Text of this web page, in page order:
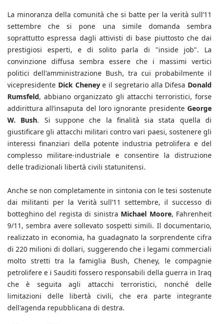
La minoranza della comunità che si batte per la verità sull’11
settembre che si pone una simile domanda sembra
soprattutto espressa dagli attivisti di base piuttosto che dai
prestigiosi esperti, e di solito parla di "inside job". La
convinzione diffusa sembra essere che i massimi vertici
politici dell'amministrazione Bush, tra cui probabilmente il
vicepresidente Dick Cheneye il segretario alla Difesa Donald
Rumsfeld, abbiano organizzato gli attacchi terroristici, forse
addirittura all’insaputa del loro ignorante presidente George
W. Bush. Si suppone che la finalità sia stata quella di
giustificare gli attacchi militari contro vari paesi, sostenere gli
interessi finanziari della potente industria petrolifera e del
complesso militare-industriale e consentire la distruzione
delle tradizionali libertà civili statunitensi.
Anche se non completamente in sintonia con le tesi sostenute
dai militanti per la Verità sull’11 settembre, il successo di
botteghino del regista di sinistra Michael Moore, Fahrenheit
9/11, sembra avere sollevato sospetti simili. Il documentario,
realizzato in economia, ha guadagnato la sorprendente cifra
di 220 milioni di dollari, suggerendo che i legami commerciali
molto stretti tra la famiglia Bush, Cheney, le compagnie
petrolifere e i Sauditi fossero responsabili della guerra in Iraq
che è seguita agli attacchi terroristici, nonché delle
limitazioni delle libertà civili, che era parte integrante
dell'agenda repubblicana di destra.